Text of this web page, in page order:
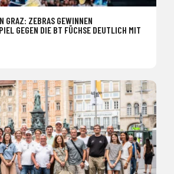
GRAZ: ZEBRAS GEWINNEN
GEGEN DIE BT FÜCHSE DEUTLICH MIT